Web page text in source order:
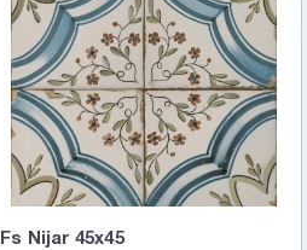
Fs Nijar 45х45